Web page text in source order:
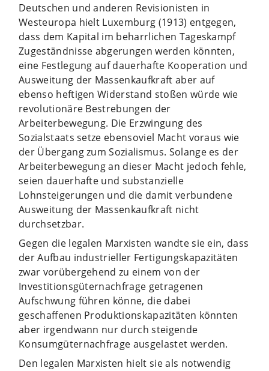
Deutschen und anderen Revisionisten in
Westeuropa hielt Luxemburg (1913) entgegen,
dass dem Kapital im beharrlichen Tageskampf
Zugeständnisse abgerungen werden könnten,
eine Festlegung auf dauerhafte Kooperation und
Ausweitung der Massenkaufkraft aber auf
ebenso heftigen Widerstand stoßen würde wie
revolutionäre Bestrebungen der
Arbeiterbewegung. Die Erzwingung des
Sozialstaats setze ebensoviel Macht voraus wie
der Übergang zum Sozialismus. Solange es der
Arbeiterbewegung an dieser Macht jedoch fehle,
seien dauerhafte und substanzielle
Lohnsteigerungen und die damit verbundene
Ausweitung der Massenkaufkraft nicht
durchsetzbar.
Gegen die legalen Marxisten wandte sie ein, dass
der Aufbau industrieller Fertigungskapazitäten
zwar vorübergehend zu einem von der
Investitionsgüternachfrage getragenen
Aufschwung führen könne, die dabei
geschaffenen Produktionskapazitäten könnten
aber irgendwann nur durch steigende
Konsumgüternachfrage ausgelastet werden.
Den legalen Marxisten hielt sie als notwendig